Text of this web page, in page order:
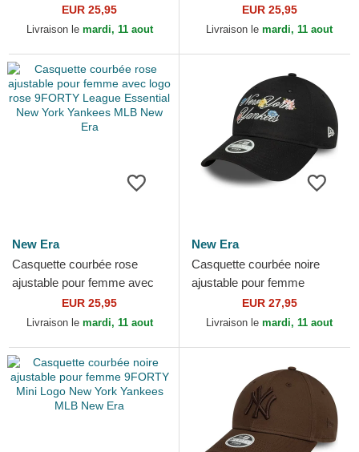
femme 9FORTY Essential
New York Yankees MLB...
EUR 25,95
Livraison le mardi, 11 aout
9TWENTY League Essential
New York Yankees MLB New
EUR 25,95
Livraison le mardi, 11 aout
New Era
Casquette courbée rose
ajustable pour femme avec
logo rose 9FORTY League
Essential New York...
EUR 25,95
Livraison le mardi, 11 aout
New Era
Casquette courbée noire
ajustable pour femme
9FORTY Floral Script New
York Yankees MLB New Era
EUR 27,95
Livraison le mardi, 11 aout